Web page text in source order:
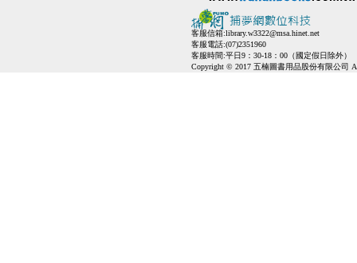
客服信箱:library.w3322@msa.hinet.net
客服電話:(07)2351960
客服時間:平日9：30-18：00（國定假日除外）
Copyright © 2017 五楠圖書用品股份有限公司